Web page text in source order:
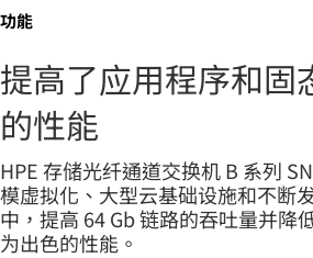
功能
提高了应用程序和固
的性能
HPE 存储光纤通道交换机 B 系列
模虚拟化、大型云基础设施和不断
中，提高 64 Gb 链路的吞吐量并降
为出色的性能。